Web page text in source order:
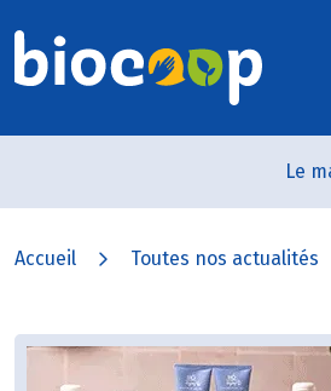
Le
Accueil Toutes nos actualités